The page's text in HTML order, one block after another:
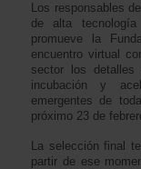
Los responsables de
de alta
promueve la
encuentro virtual
sector los detalles
incubación y
emergentes de
próximo 23 de
La selección final
partir de ese